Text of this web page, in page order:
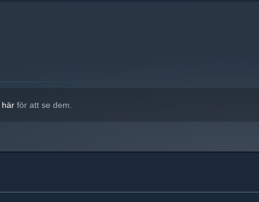
här för att se dem.